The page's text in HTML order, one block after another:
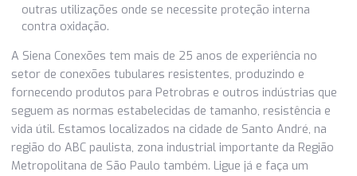
temperaturas acima de 60ºC, além de outras
desde que seja de uma forma que não comprometa a
útil da tubulação.
Acabamento galvanizado a fogo (zincado) para redes
água potável (inclusive com tubo de PVC rosqueável)
quente, água industrial, combate a incêndio,
comprimido, gás, gasolina, álcool e óleo diesel, além de
outras utilizações onde se necessite proteção interna
contra oxidação.